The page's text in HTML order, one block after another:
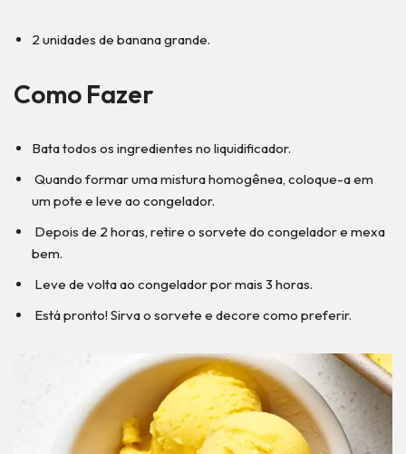
2 unidades de banana grande.
Como Fazer
Bata todos os ingredientes no liquidificador.
Quando formar uma mistura homogênea, coloque-a em
um pote e leve ao congelador.
Depois de 2 horas, retire o sorvete do congelador e mexa
bem.
Leve de volta ao congelador por mais 3 horas.
Está pronto! Sirva o sorvete e decore como preferir.